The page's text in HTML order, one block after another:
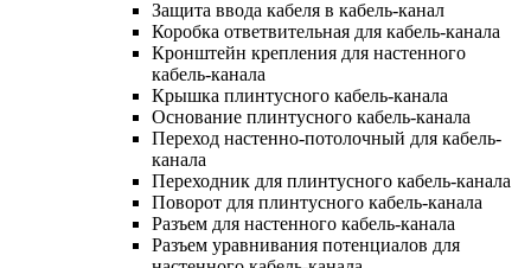
Защита ввода кабеля в кабель-канал
Коробка ответвительная для кабель-канала
Кронштейн крепления для настенного
кабель-канала
Крышка плинтусного кабель-канала
Основание плинтусного кабель-канала
Переход настенно-потолочный для кабель-
канала
Переходник для плинтусного кабель-канала
Поворот для плинтусного кабель-канала
Разъем для настенного кабель-канала
Разъем уравнивания потенциалов для